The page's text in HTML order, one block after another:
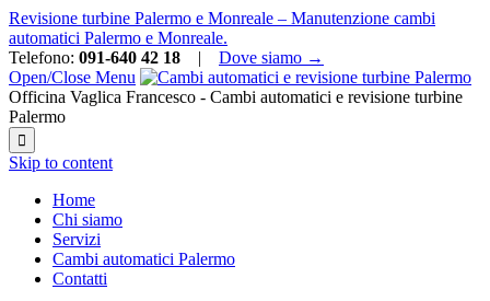
Revisione turbine Palermo e Monreale – Manutenzione cambi
automatici Palermo e Monreale.
Telefono: 091-640 42 18 | Dove siamo →
Open/Close Menu
Officina Vaglica Francesco - Cambi automatici e revisione turbine
Palermo

Skip to content
Home
Chi siamo
Servizi
Cambi automatici Palermo
Contatti